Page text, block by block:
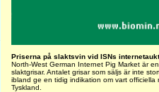
Priserna på slaktsvin vid ISNs
North-West German Internet Pig Market är
slaktgrisar. Antalet grisar som säljs är inte
ibland ge en tidig indikation om vart officiella
Tyskland.